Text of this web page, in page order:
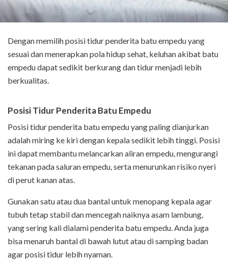
Dengan memilih posisi tidur penderita batu empedu yang
sesuai dan menerapkan pola hidup sehat, keluhan akibat batu
empedu dapat sedikit berkurang dan tidur menjadi lebih
berkualitas.
Posisi Tidur Penderita Batu Empedu
Posisi tidur penderita batu empedu yang paling dianjurkan
adalah miring ke kiri dengan kepala sedikit lebih tinggi. Posisi
ini dapat membantu melancarkan aliran empedu, mengurangi
tekanan pada saluran empedu, serta menurunkan risiko nyeri
di perut kanan atas.
Gunakan satu atau dua bantal untuk menopang kepala agar
tubuh tetap stabil dan mencegah naiknya asam lambung,
yang sering kali dialami penderita batu empedu. Anda juga
bisa menaruh bantal di bawah lutut atau di samping badan
agar posisi tidur lebih nyaman.